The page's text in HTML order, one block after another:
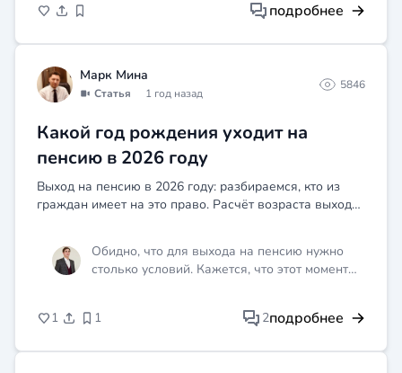
подробнее
Марк Мина
Статья 1 год назад
5846
Какой год рождения уходит на
пенсию в 2026 году
Выход на пенсию в 2026 году: разбираемся, кто из
граждан имеет на это право. Расчёт возраста выхода
Обидно, что для выхода на пенсию нужно
столько условий. Кажется, что этот момент
1
1 2подробнее